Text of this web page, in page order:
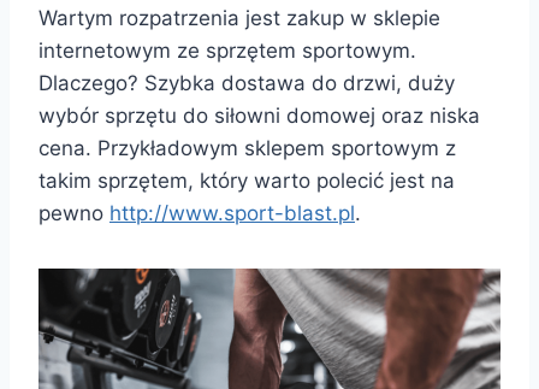
Wartym rozpatrzenia jest zakup w sklepie
internetowym ze sprzętem sportowym.
Dlaczego? Szybka dostawa do drzwi, duży
wybór sprzętu do siłowni domowej oraz niska
cena. Przykładowym sklepem sportowym z
takim sprzętem, który warto polecić jest na
pewno http://www.sport-blast.pl.